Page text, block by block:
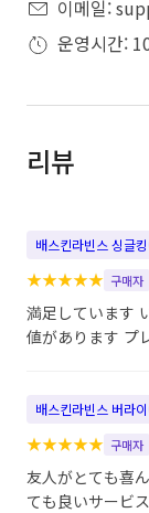
이메일:
운영시간:
리뷰
배스킨라빈스 싱글
★★★★★ 구매자
満足しています
値があります プ
배스킨라빈스 버라
★★★★★ 구매자
友人がとても喜
ても良いサービ